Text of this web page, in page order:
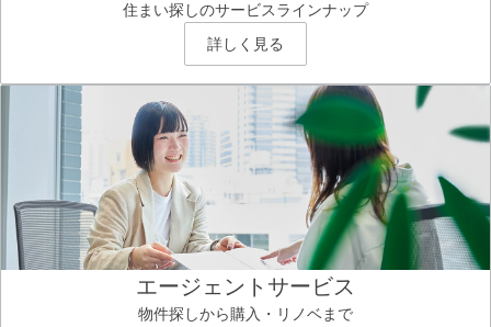
住まい探しのサービスラインナップ
詳しく見る
エージェントサービス
物件探しから購入・リノベまで